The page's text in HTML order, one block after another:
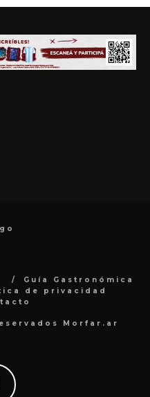
Guía Gastronómica
de privacidad
Morfar.ar